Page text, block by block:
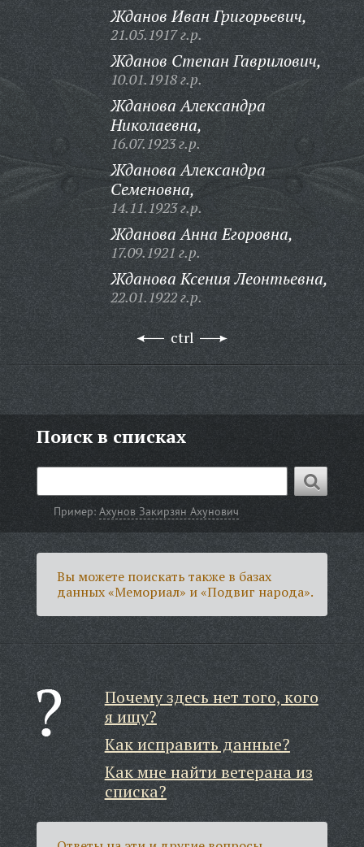
Жданов Иван Григорьевич,
21.05.1917 г.р.
Жданов Степан Гаврилович,
10.01.1918 г.р.
Жданова Александра
Николаевна,
16.07.1923 г.р.
Жданова Александра
Семеновна,
14.11.1923 г.р.
Жданова Анна Егоровна,
17.09.1921 г.р.
Жданова Ксения Леонтьевна,
22.01.1922 г.р.
ctrl
Поиск в списках
Пример:Ахунов Закирзян Ахунович
Вы можете поискать также в базах
данных «Мемориал» и «Подвиг народа».
Почему здесь нет того, кого
я ищу?
Как исправить данные?
Как мне найти ветерана из
списка?